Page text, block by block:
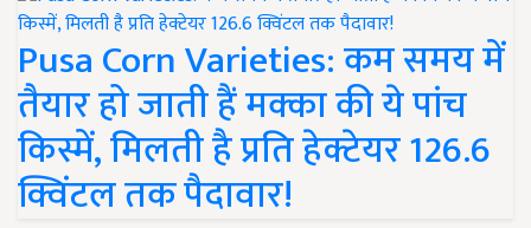
Pusa Corn Varieties: कम समय में
तैयार हो जाती हैं मक्का की ये पांच
किस्में, मिलती है प्रति हेक्टेयर 126.6
क्विंटल तक पैदावार!